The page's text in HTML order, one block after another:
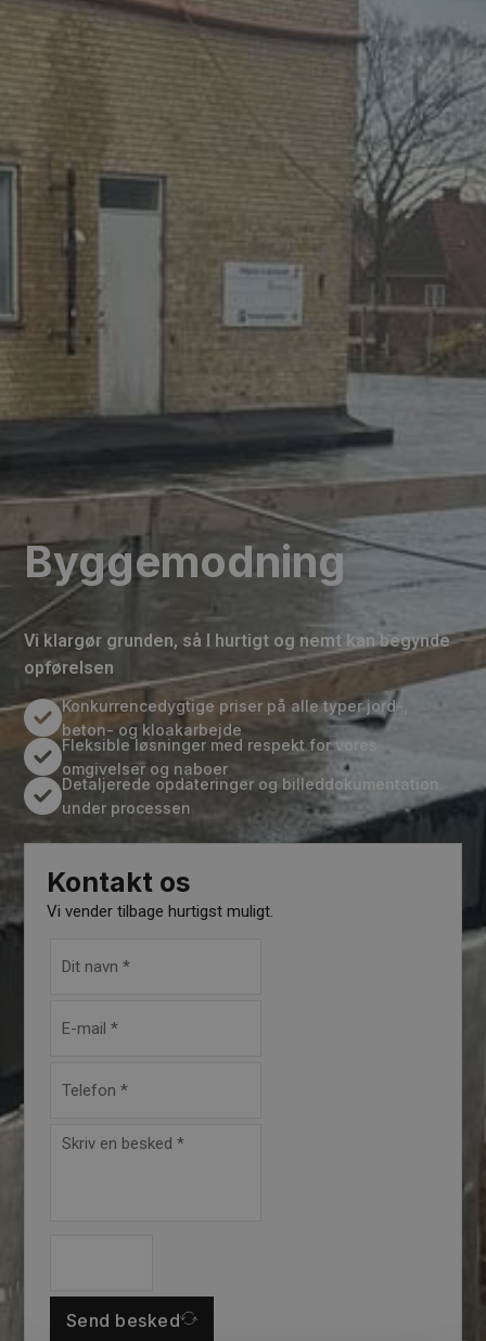
Byggemodning
Vi klargør grunden, så I hurtigt og nemt kan begynde
opførelsen
Konkurrencedygtige priser på alle typer jord-,
beton- og kloakarbejde
Fleksible løsninger med respekt for vores
omgivelser og naboer
Detaljerede opdateringer og billeddokumentation
under processen
Kontakt os
Vi vender tilbage hurtigst muligt.
Send besked